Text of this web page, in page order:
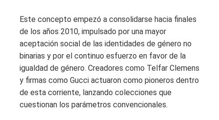
Este concepto empezó a consolidarse hacia finales
de los años 2010, impulsado por una mayor
aceptación social de las identidades de género no
binarias y por el continuo esfuerzo en favor de la
igualdad de género. Creadores como Telfar Clemens
y firmas como Gucci actuaron como pioneros dentro
de esta corriente, lanzando colecciones que
cuestionan los parámetros convencionales.